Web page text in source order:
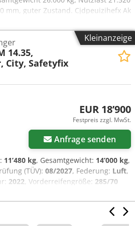
mm, guter Zustand. Cjdpeuizihefx Ak
Kleinanzeige
14.35,
City, Safetyfix
EUR 18’900
Festpreis zzgl. MwSt.
Anfrage senden
11’480 kg, Gesamtgewicht: 14’000 kg,
(TÜV): 08/2027, Federung: Luft,
2022, Vorderreifengröße: 285/70
HTM 14.35 * Baujahr: 2022 *
15 polig * Hebe- und
* Prüfungen: HU / AU 08.2027 *